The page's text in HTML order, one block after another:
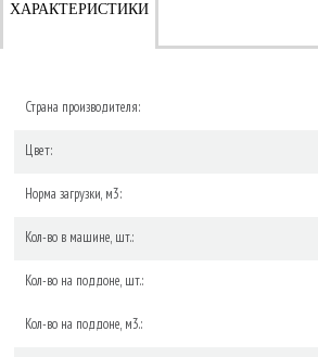
ХАРАКТЕРИСТИКИ
Страна производителя:
Цвет:
Норма загрузки, м3:
Кол-во в машине, шт.:
Кол-во на поддоне, шт.:
Кол-во на поддоне, м3.: